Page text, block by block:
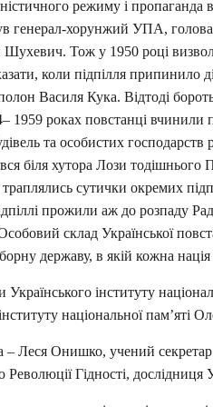
режиму і пропаганда
генерал-хорунжий УПА,
Шухевич. Тож у 1950 році
коли підпілля припинило
Василя Кука. Відтоді
1959 роках повстанці вчинили
та особистих господарств
біля хутора Лози тодішнього
сутички окремих
прожили аж до розпаду
склад Української
державу, в якій кожна
Українського інституту
національної
– Леся Онишко, учений
Гідності, дослідниця